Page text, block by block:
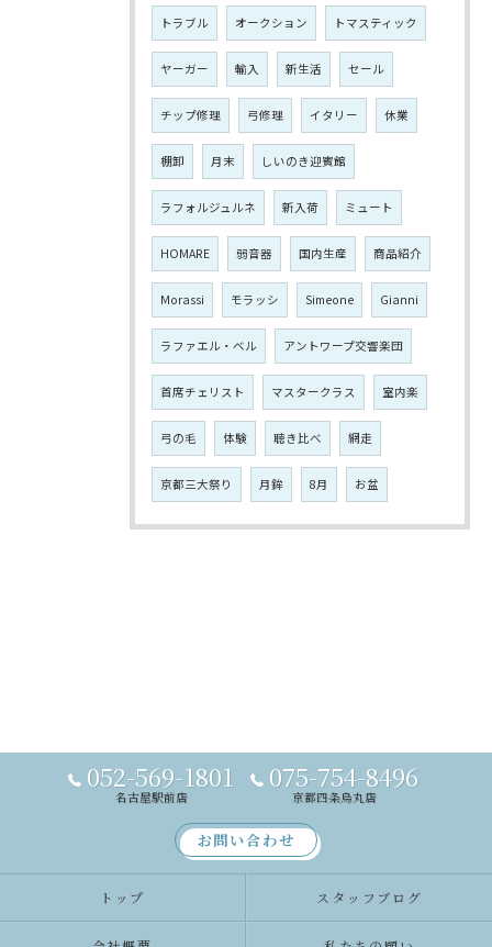
トラブル オークション トマスティック
ヤーガー 輸入 新生活 セール
チップ修理 弓修理 イタリー 休業
棚卸 月末 しいのき迎賓館
ラフォルジュルネ 新入荷 ミュート
HOMARE 弱音器 国内生産 商品紹介
Morassi モラッシ Simeone Gianni
ラファエル・ベル アントワープ交響楽団
首席チェリスト マスタークラス 室内楽
弓の毛 体験 聴き比べ 網走
京都三大祭り 月鉾 8月 お盆
052-569-1801
名古屋駅前店
075-754-8496
京都四条烏丸店
お問い合わせ
トップ スタッフブログ